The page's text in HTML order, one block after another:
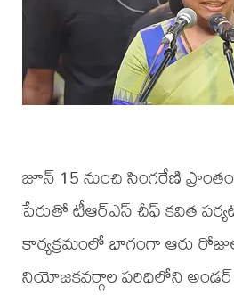
జూన్ 15 నుంచి సింగరేణి
పేరుతో టీఆర్ఎస్ చీఫ్ కవిత
కార్యక్రమంలో భాగంగా ఆరు
నియోజకవర్గాల పరిధిలోని అండర్​